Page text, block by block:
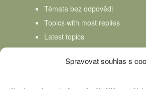
Spravovat souhlas s
Témata bez odpovědi
Topics with most replies
Latest topics
Topics Freshness